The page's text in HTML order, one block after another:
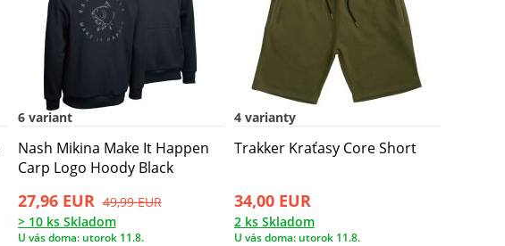
6 variant
Nash Mikina Make It Happen
Carp Logo Hoody Black
27,96 EUR 49,99 EUR
> 10 ks Skladom
U vás doma: utorok 11.8.
4 varianty
Trakker Kraťasy Core Short
34,00 EUR
2 ks Skladom
U vás doma: utorok 11.8.